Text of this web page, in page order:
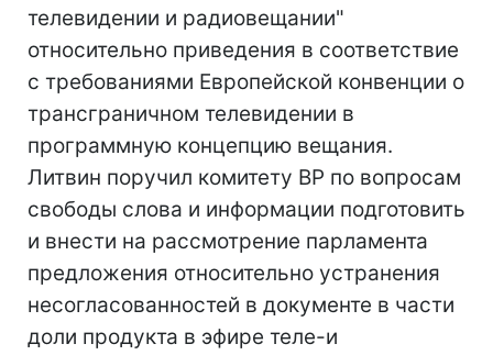
телевидении и радиовещании"
относительно приведения в соответствие
с требованиями Европейской конвенции о
трансграничном телевидении в
программную концепцию вещания.
Литвин поручил комитету ВР по вопросам
свободы слова и информации подготовить
и внести на рассмотрение парламента
предложения относительно устранения
несогласованностей в документе в части
доли продукта в эфире теле-и